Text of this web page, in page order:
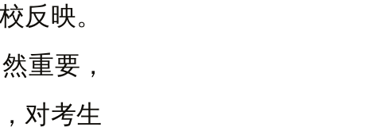
反映。
重要，
对考生